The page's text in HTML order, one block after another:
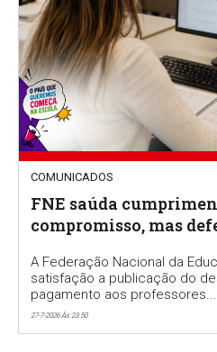
COMUNICADOS
FNE saúda
compromisso, mas
professor classificador
A Federação Nacional da
satisfação a publicação do
pagamento aos professores...
27-7-2026 Às 23:50